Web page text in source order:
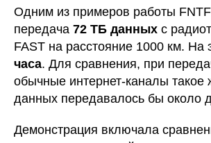
Одним из примеров работы
передача 72 ТБ данных с
FAST на расстояние 1000 км. На
часа. Для сравнения, при
обычные интернет-каналы такое
данных передавалось бы около
Демонстрация включала